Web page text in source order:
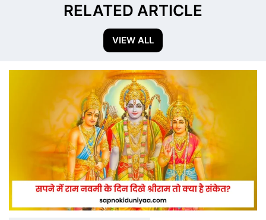
RELATED ARTICLE
VIEW ALL